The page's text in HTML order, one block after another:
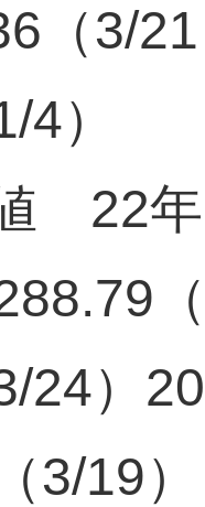
（3/
）
22
24）
3/19